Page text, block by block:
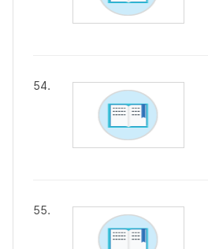
54.
55.